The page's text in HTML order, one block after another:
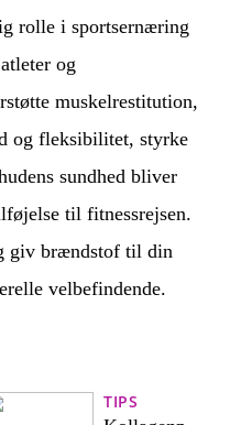
rolle i sportsernæring
og
muskelrestitution,
og fleksibilitet, styrke
sundhed bliver
til fitnessrejsen.
giv brændstof til din
velbefindende.
TIPS